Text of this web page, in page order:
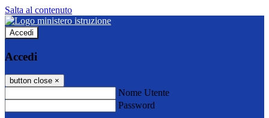
Salta al contenuto
Accedi
Accedi
button close ×
Nome Utente
Password